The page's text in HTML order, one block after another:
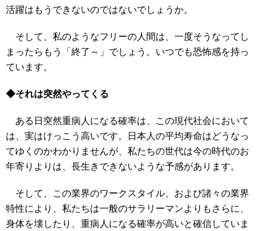
活躍はもうできないのではないでしょうか。
そして、私のようなフリーの人間は、一度そうなってし
まったらもう「終了～」でしょう。いつでも恐怖感を持っ
ています。
◆それは突然やってくる
ある日突然重病人になる確率は、この現代社会において
は、実はけっこう高いです。日本人の平均寿命はどうなっ
てゆくのかわかりませんが、私たちの世代は今の時代のお
年寄りよりは、長生きできないような予感があります。
そして、この業界のワークスタイル、および諸々の業界
特性により、私たちは一般のサラリーマンよりもさらに、
身体を壊したり、重病人になる確率が高いと確信していま